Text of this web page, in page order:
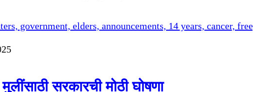
सरकारची मोठी घोषणा